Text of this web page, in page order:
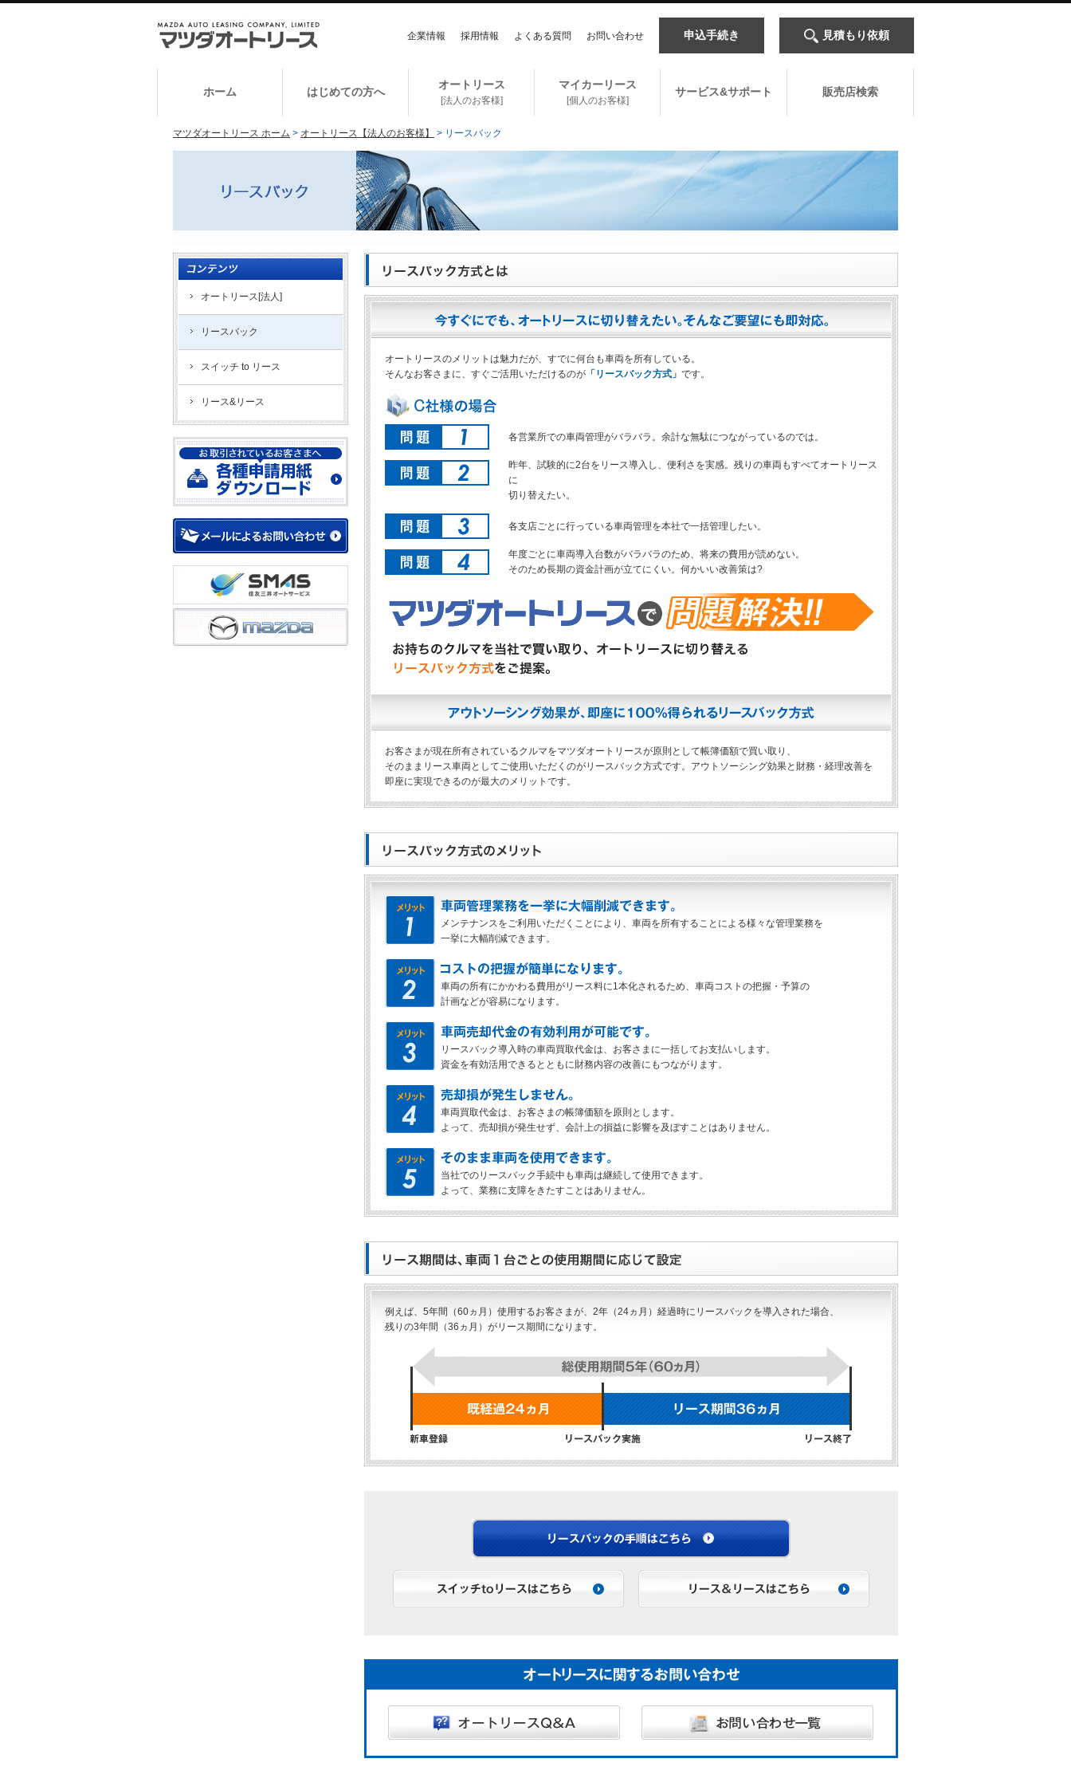
企業情報 採用情報 よくある質問 お問い合わせ 申込手続き 見積もり依頼
ホーム はじめての方へ
オートリース
[法人のお客様]
マイカーリース
[個人のお客様]
サービス&サポート 販売店検索
マツダオートリース ホーム > オートリース【法人のお客様】 > リースバック
オートリース[法人]
リースバック
スイッチ to リース
リース&リース
オートリースのメリットは魅力だが、すでに何台も車両を所有している。
そんなお客さまに、すぐご活用いただけるのが 「リースバック方式」 です。
各営業所での車両管理がバラバラ。余計な無駄につながっているのでは。
昨年、試験的に2台をリース導入し、便利さを実感。残りの車両もすべてオートリース
に
切り替えたい。
各支店ごとに行っている車両管理を本社で一括管理したい。
年度ごとに車両導入台数がバラバラのため、将来の費用が読めない。
そのため長期の資金計画が立てにくい。何かいい改善策は?
お客さまが現在所有されているクルマをマツダオートリースが原則として帳簿価額で買い取り、
そのままリース車両としてご使用いただくのがリースバック方式です。アウトソーシング効果と財務・経理改善を
即座に実現できるのが最大のメリットです。
メンテナンスをご利用いただくことにより、車両を所有することによる様々な管理業務を
一挙に大幅削減できます。
車両の所有にかかわる費用がリース料に1本化されるため、車両コストの把握・予算の
計画などが容易になります。
リースバック導入時の車両買取代金は、お客さまに一括してお支払いします。
資金を有効活用できるとともに財務内容の改善にもつながります。
車両買取代金は、お客さまの帳簿価額を原則とします。
よって、売却損が発生せず、会計上の損益に影響を及ぼすことはありません。
当社でのリースバック手続中も車両は継続して使用できます。
よって、業務に支障をきたすことはありません。
例えば、5年間（60ヵ月）使用するお客さまが、2年（24ヵ月）経過時にリースバックを導入された場合、
残りの3年間（36ヵ月）がリース期間になります。